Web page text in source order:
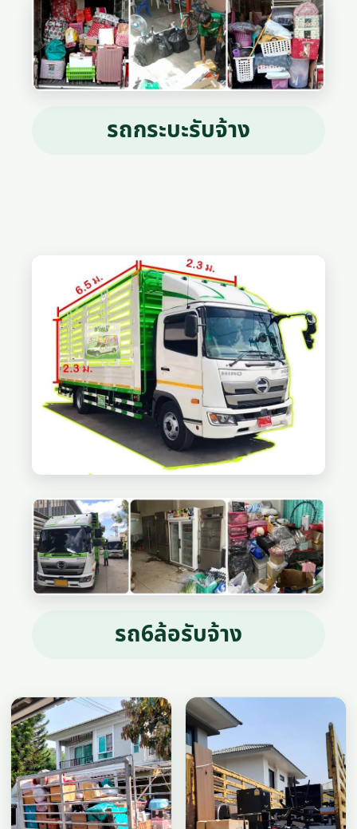
รถกระบะรับจ้าง
รถ6ล้อรับจ้าง